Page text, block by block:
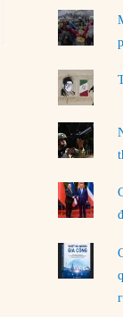
02/08/
Làm thế
01/08/
Chiến
31/07/